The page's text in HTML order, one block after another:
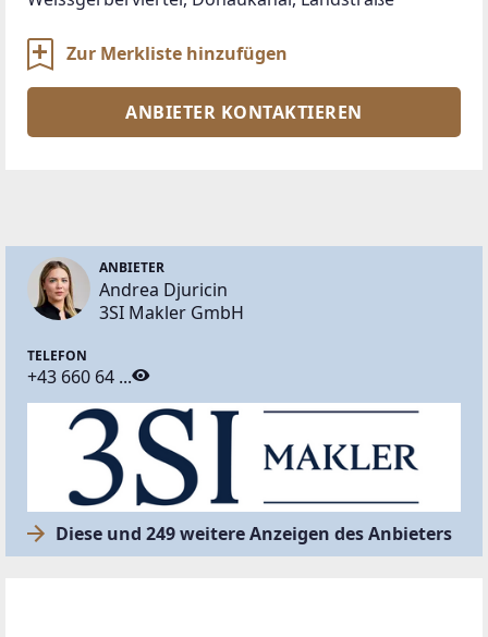
Zur Merkliste hinzufügen
ANBIETER KONTAKTIEREN
ANBIETER
Andrea Djuricin
3SI Makler GmbH
TELEFON
+43 660 64 ...
Diese und 249 weitere Anzeigen des Anbieters